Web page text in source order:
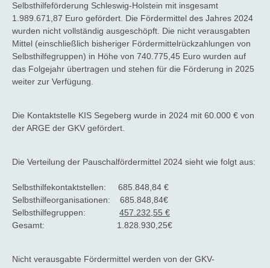
Selbsthilfeförderung Schleswig-Holstein mit insgesamt
1.989.671,87 Euro gefördert. Die Fördermittel des Jahres 2024
wurden nicht vollständig ausgeschöpft. Die nicht verausgabten
Mittel (einschließlich bisheriger Fördermittelrückzahlungen von
Selbsthilfegruppen) in Höhe von 740.775,45 Euro wurden auf
das Folgejahr übertragen und stehen für die Förderung in 2025
weiter zur Verfügung.
Die Kontaktstelle KIS Segeberg wurde in 2024 mit 60.000 € von
der ARGE der GKV gefördert.
Die Verteilung der Pauschalfördermittel 2024 sieht wie folgt aus:
Selbsthilfekontaktstellen: 685.848,84 €
Selbsthilfeorganisationen: 685.848,84€
Selbsthilfegruppen: 457.232,55 €
Gesamt: 1.828.930,25€
Nicht verausgabte Fördermittel werden von der GKV-